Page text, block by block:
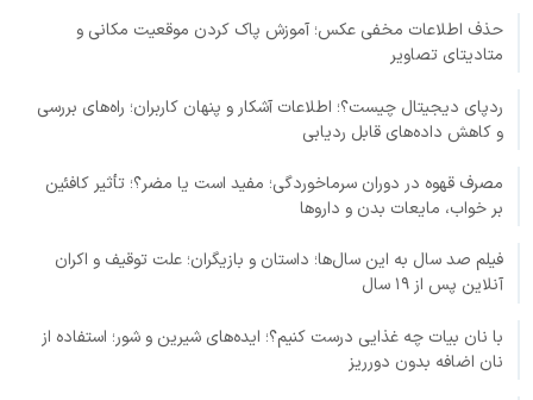
حذف اطلاعات مخفی عکس؛ آموزش پاک کردن موقعیت مکانی و
متادیتای تصاویر
ردپای دیجیتال چیست؟؛ اطلاعات آشکار و پنهان کاربران؛ راه‌های بررسی
و کاهش داده‌های قابل ردیابی
مصرف قهوه در دوران سرماخوردگی؛ مفید است یا مضر؟؛ تأثیر کافئین
بر خواب، مایعات بدن و داروها
فیلم صد سال به این سال‌ها؛ داستان و بازیگران؛ علت توقیف و اکران
آنلاین پس از ۱۹ سال
با نان بیات چه غذایی درست کنیم؟؛ ایده‌های شیرین و شور؛ استفاده از
نان اضافه بدون دورریز